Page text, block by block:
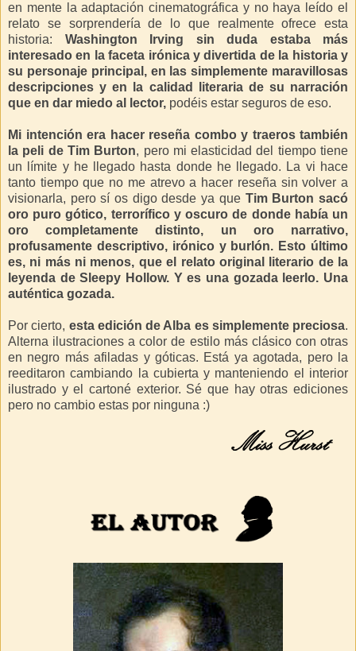
en mente la adaptación cinematográfica y no haya leído el
relato se sorprendería de lo que realmente ofrece esta
historia: Washington Irving sin duda estaba más
interesado en la faceta irónica y divertida de la historia y
su personaje principal, en las simplemente maravillosas
descripciones y en la calidad literaria de su narración
que en dar miedo al lector, podéis estar seguros de eso.
Mi intención era hacer reseña combo y traeros también
la peli de Tim Burton, pero mi elasticidad del tiempo tiene
un límite y he llegado hasta donde he llegado. La vi hace
tanto tiempo que no me atrevo a hacer reseña sin volver a
visionarla, pero sí os digo desde ya que Tim Burton sacó
oro puro gótico, terrorífico y oscuro de donde había un
oro completamente distinto, un oro narrativo,
profusamente descriptivo, irónico y burlón. Esto último
es, ni más ni menos, que el relato original literario de la
leyenda de Sleepy Hollow. Y es una gozada leerlo. Una
auténtica gozada.
Por cierto, esta edición de Alba es simplemente preciosa.
Alterna ilustraciones a color de estilo más clásico con otras
en negro más afiladas y góticas. Está ya agotada, pero la
reeditaron cambiando la cubierta y manteniendo el interior
ilustrado y el cartoné exterior. Sé que hay otras ediciones
pero no cambio estas por ninguna :)